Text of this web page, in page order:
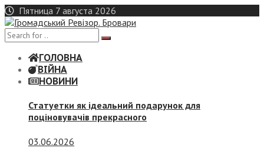
Skip
to
content
Пятница 7 августа 2026
ГОЛОВНА
ВІЙНА
НОВИНИ
Статуетки як ідеальний подарунок для
поціновувачів прекрасного
03.06.2026